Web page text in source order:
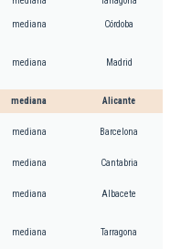
mediana Córdoba
mediana Madrid
mediana Alicante
mediana Barcelona
mediana Cantabria
mediana Albacete
mediana Tarragona